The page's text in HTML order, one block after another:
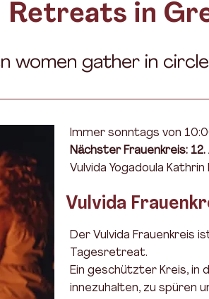
Retreats in
women gather in
Immer sonntags von
Nächster Frauenkreis:
Vulvida Yogadoula
Vulvida
Der Vulvida Frauenkreis
Tagesretreat.
Ein geschützter Kreis, in
innezuhalten, zu spüren